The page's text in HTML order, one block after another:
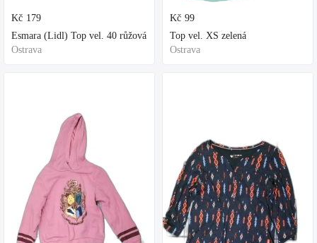
Kč 179
Esmara (Lidl) Top vel. 40 růžová
Ostrava
Kč 99
Top vel. XS zelená
Ostrava